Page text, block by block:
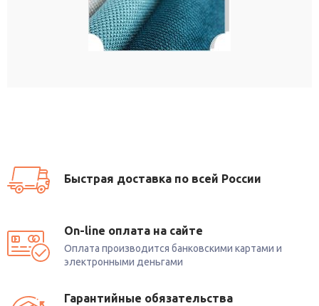
Быстрая доставка по всей России
On-line оплата на сайте
Оплата производится банковскими картами и
электронными деньгами
Гарантийные обязательства